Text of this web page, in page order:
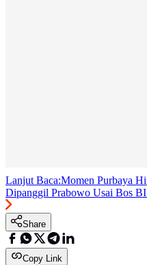
Lanjut Baca:Momen Purbaya
Dipanggil Prabowo Usai Bos
Share
Copy Link